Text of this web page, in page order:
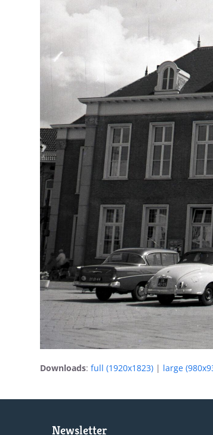
Downloads:full (1920x1823) | large
Newsletter